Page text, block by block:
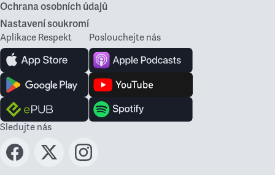
Ochrana osobních údajů
Nastavení soukromí
Aplikace Respekt Poslouchejte nás
Sledujte nás